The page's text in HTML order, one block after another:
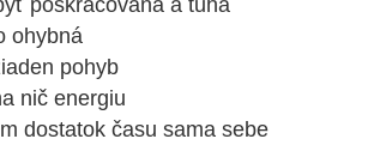
poskracovaná a tuhá
ohybná
pohyb
nič energiu
dostatok času sama sebe